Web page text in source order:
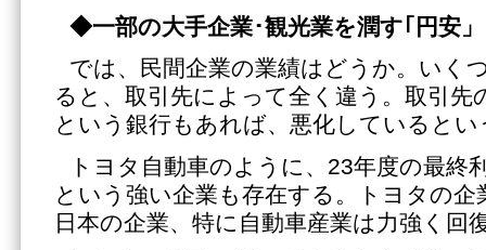
◆一部の大手企業･観光業を潤す｢円安」
では、民間企業の業績はどうか。いく
ると、取引先によって全く違う。取引先
という銀行もあれば、悪化していると
トヨタ自動車のように、23年度の最終
という強い企業も存在する。トヨタの企
日本の企業、特に自動車産業は力強く回